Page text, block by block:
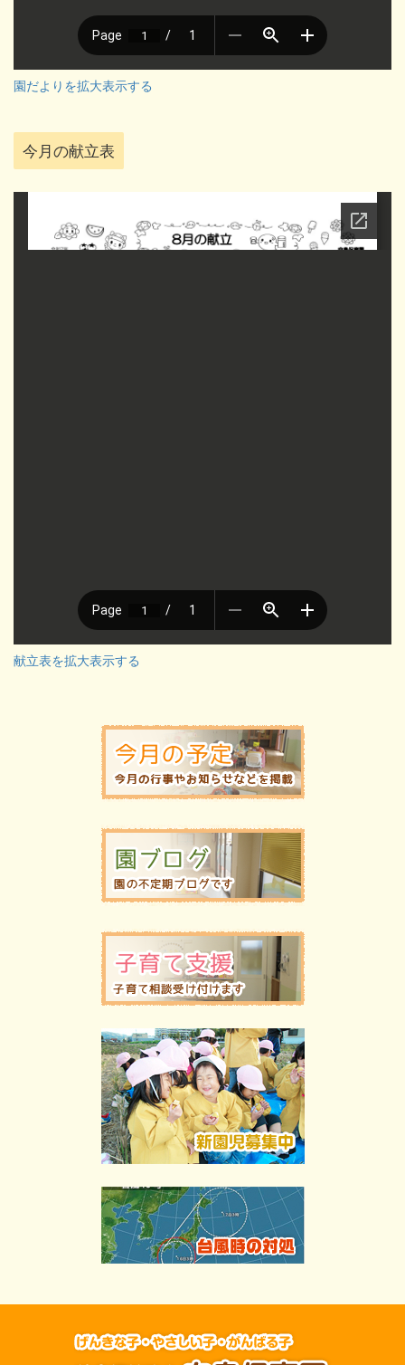
園だよりを拡大表示する
今月の献立表
献立表を拡大表示する